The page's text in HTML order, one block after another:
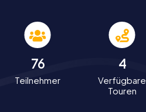
76
Teilnehmer
4
Verfügbare
Touren